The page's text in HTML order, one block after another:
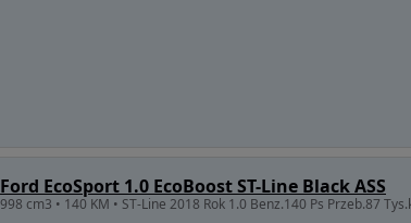
Ford EcoSport 1.0 EcoBoost ST-Line Black ASS